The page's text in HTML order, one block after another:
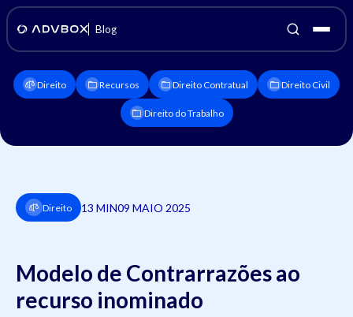
Blog
Direito Recursos Direito Contratual Direito Civil
Direito do Trabalho
Direito 13 MIN09 MAIO 2025
Modelo de Contrarrazões ao
recurso inominado